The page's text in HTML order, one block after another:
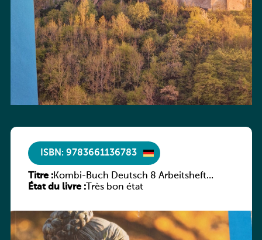
ISBN: 9783661136783
Titre :Kombi-Buch Deutsch 8 Arbeitsheft
(Neue Ausgabe Luxemburg)
État du livre :Très bon état